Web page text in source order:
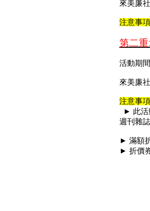
來美廉
注意事
第二
活動期
來美廉
注意事
► 此活
週刊雜
► 滿額
► 折價